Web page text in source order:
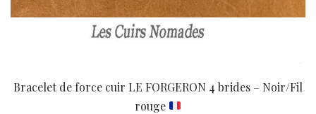
Bracelet de force cuir LE FORGERON 4 brides – Noir/Fil
rouge